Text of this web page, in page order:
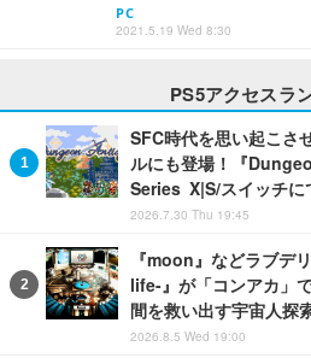
PC
2021.5.19 Wed 8:30
PS5アクセスラ
SFC時代を思い起こさ
ルにも登場！『
Series X|S/スイッチに
2026.7.30 Thu 19:45
『moon』などラブ
life-』が「コンアカ」
間を救い出す宇宙人探
2026.8.5 Wed 19:00